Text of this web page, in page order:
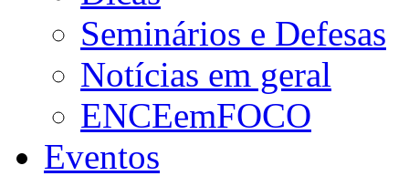
Seminários e Defesas
Notícias em geral
ENCEemFOCO
Eventos